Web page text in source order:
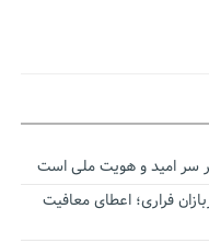
سر امید و هویت ملی است
فراری؛ اعطای معافیت